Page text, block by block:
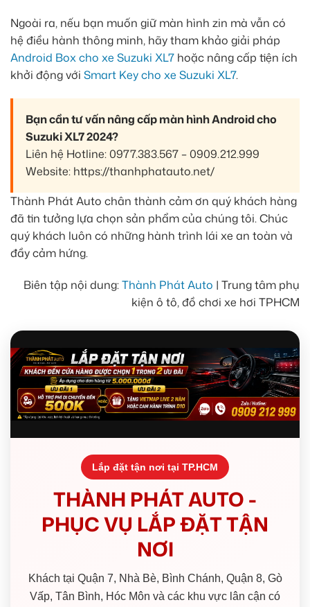
Ngoài ra, nếu bạn muốn giữ màn hình zin mà vẫn có
hệ điều hành thông minh, hãy tham khảo giải pháp
Android Box cho xe Suzuki XL7 hoặc nâng cấp tiện ích
khởi động với Smart Key cho xe Suzuki XL7.
Bạn cần tư vấn nâng cấp màn hình Android cho
Suzuki XL7 2024?
Liên hệ Hotline: 0977.383.567 – 0909.212.999
Website: https://thanhphatauto.net/
Thành Phát Auto chân thành cảm ơn quý khách hàng
đã tin tưởng lựa chọn sản phẩm của chúng tôi. Chúc
quý khách luôn có những hành trình lái xe an toàn và
đầy cảm hứng.
Biên tập nội dung:Thành Phát Auto | Trung tâm phụ
kiện ô tô, đồ chơi xe hơi TPHCM
Lắp đặt tận nơi tại TP.HCM
THÀNH PHÁT AUTO -
PHỤC VỤ LẮP ĐẶT TẬN
NƠI
Khách tại Quận 7, Nhà Bè, Bình Chánh, Quận 8, Gò
Vấp, Tân Bình, Hóc Môn và các khu vực lân cận có